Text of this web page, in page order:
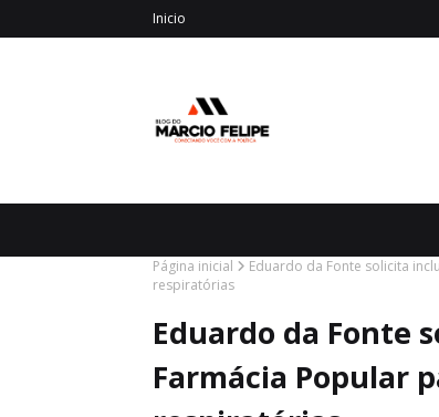
Inicio
Página inicial
Eduardo da Fonte solicita
respiratórias
Eduardo da Fonte
Farmácia Popular